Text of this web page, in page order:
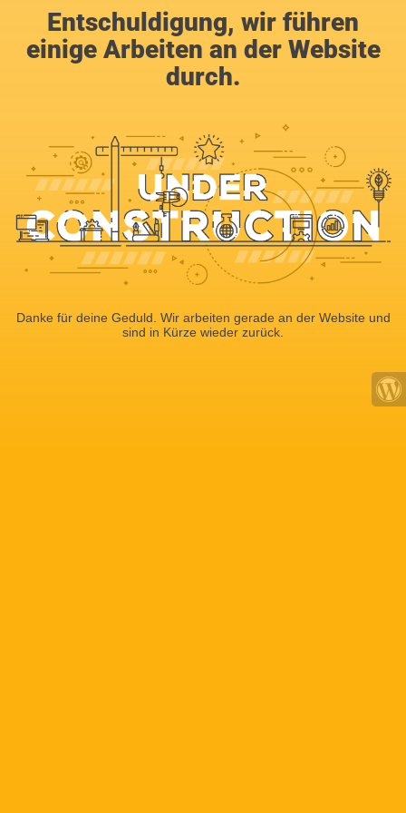
Entschuldigung, wir führen
einige Arbeiten an der Website
durch.
Danke für deine Geduld. Wir arbeiten gerade an der Website und
sind in Kürze wieder zurück.